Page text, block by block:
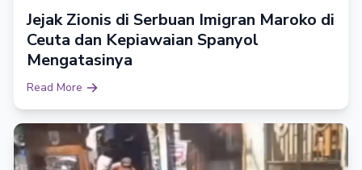
Jejak Zionis di Serbuan Imigran Maroko di
Ceuta dan Kepiawaian Spanyol
Mengatasinya
Read More